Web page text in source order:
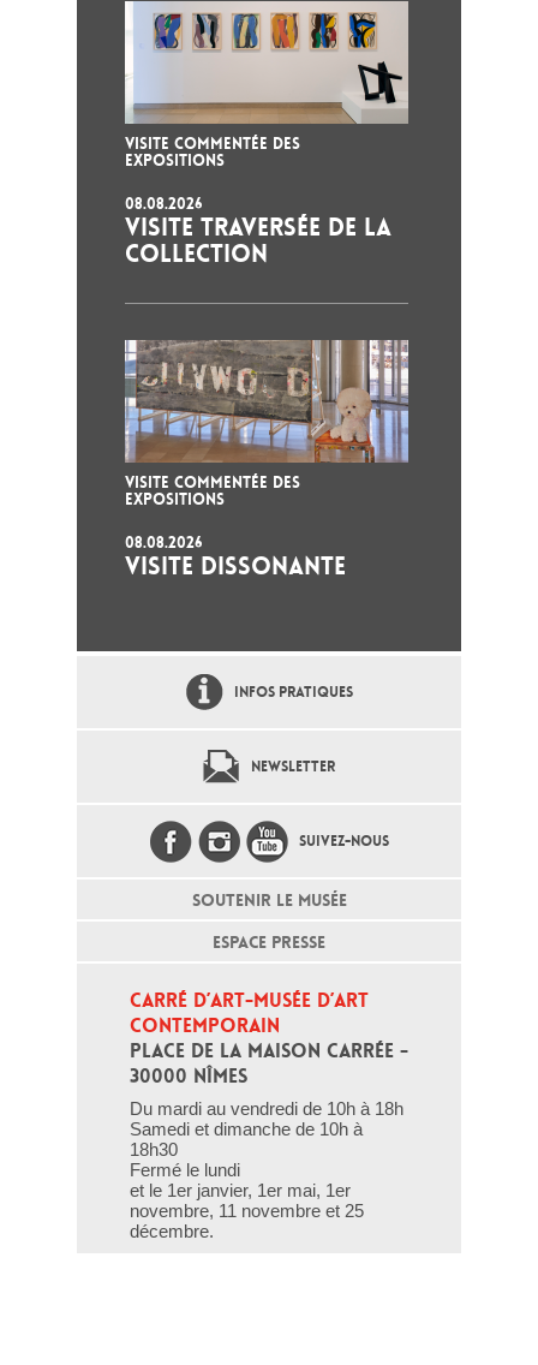
VISITE COMMENTÉE DES
EXPOSITIONS
08.08.2026
VISITE TRAVERSÉE DE LA
COLLECTION
VISITE COMMENTÉE DES
EXPOSITIONS
08.08.2026
VISITE DISSONANTE
INFOS PRATIQUES
NEWSLETTER
SUIVEZ-NOUS
SOUTENIR LE MUSÉE
ESPACE PRESSE
CARRÉ D’ART-MUSÉE D’ART
CONTEMPORAIN
PLACE DE LA MAISON CARRÉE -
30000 NÎMES
Du mardi au vendredi de 10h à 18h
Samedi et dimanche de 10h à
18h30
Fermé le lundi
et le 1er janvier, 1er mai, 1er
novembre, 11 novembre et 25
décembre.